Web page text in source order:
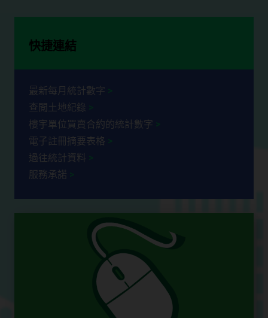
快捷連結
最新每月統計數字
查閲土地紀錄
樓宇單位買賣合約的統計數字
電子註冊摘要表格
過往統計資料
服務承諾